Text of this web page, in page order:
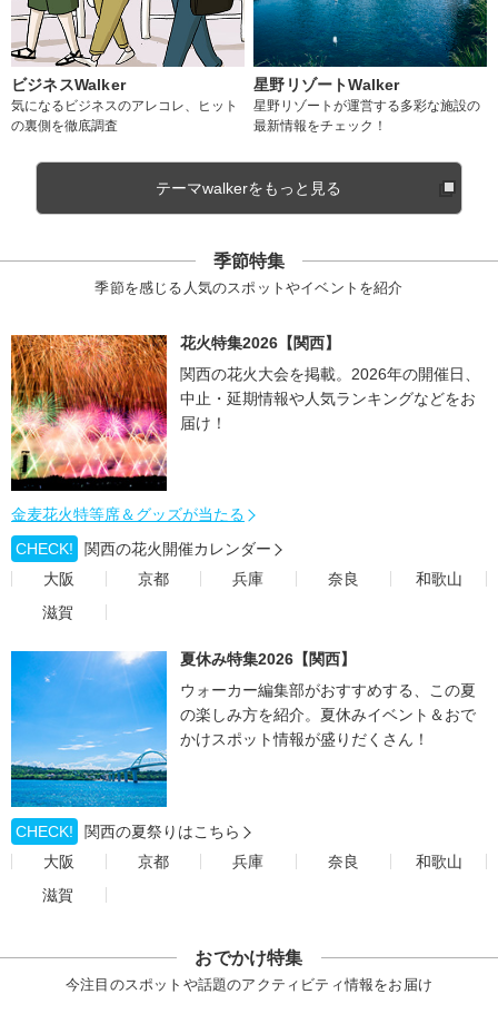
ビジネスWalker
気になるビジネスのアレコレ、ヒット
の裏側を徹底調査
星野リゾートWalker
星野リゾートが運営する多彩な施設の
最新情報をチェック！
テーマwalkerをもっと見る
季節特集
季節を感じる人気のスポットやイベントを紹介
花火特集2026【関西】
関西の花火大会を掲載。2026年の開催日、
中止・延期情報や人気ランキングなどをお
届け！
金麦花火特等席＆グッズが当たる
CHECK!
関西の花火開催カレンダー
大阪
京都 兵庫 奈良
和歌山
滋賀
夏休み特集2026【関西】
ウォーカー編集部がおすすめする、この夏
の楽しみ方を紹介。夏休みイベント＆おで
かけスポット情報が盛りだくさん！
CHECK!
関西の夏祭りはこちら
大阪
京都 兵庫 奈良
和歌山
滋賀
おでかけ特集
今注目のスポットや話題のアクティビティ情報をお届け